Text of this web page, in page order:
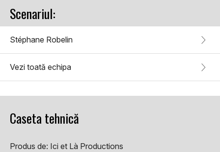
Scenariul:
Stéphane Robelin
Vezi toată echipa
Caseta tehnică
Produs de: Ici et Là Productions